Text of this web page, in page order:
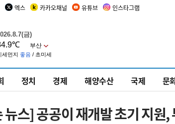
엑스 카카오채널 유튜브 인스타그램
정치 경제 해양수산 국제 문
뉴스] 공공이 재개발 초기 지원,